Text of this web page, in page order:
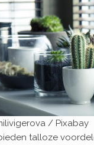
/ Pixabay
talloze